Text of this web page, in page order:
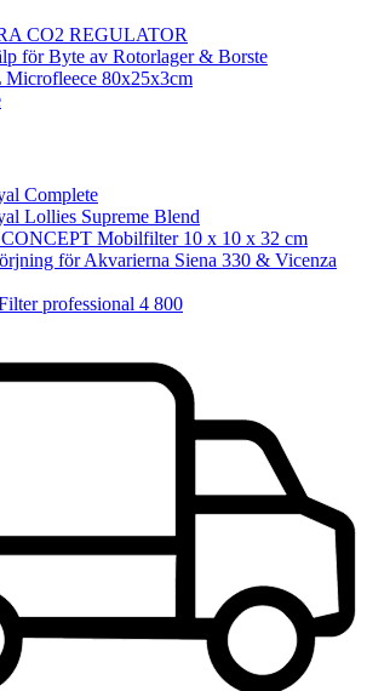
CO2 REGULATOR
för Byte av Rotorlager & Borste
80x25x3cm
Complete
Lollies Supreme Blend
Mobilfilter 10 x 10 x 32 cm
för Akvarierna Siena 330 & Vicenza
professional 4 800